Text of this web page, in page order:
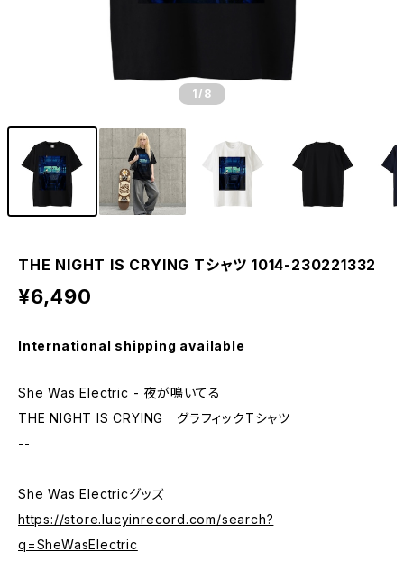
1 /8
THE NIGHT IS CRYING Tシャツ 1014-230221332
¥6,490
International shipping available
She Was Electric - 夜が鳴いてる
THE NIGHT IS CRYING グラフィックTシャツ
--
She Was Electricグッズ
https://store.lucyinrecord.com/search?
q=SheWasElectric